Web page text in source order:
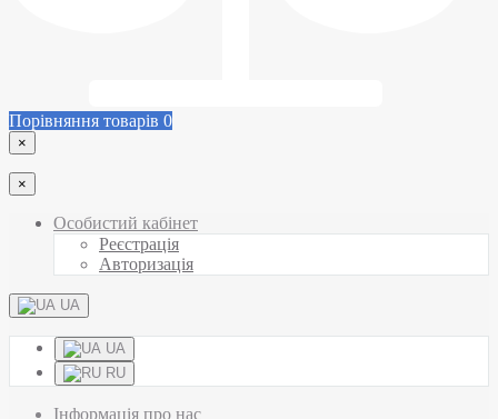
Порівняння товарів 0
×
×
Особистий кабінет
Реєстрація
Авторизація
UA
UA
RU
Інформація про нас